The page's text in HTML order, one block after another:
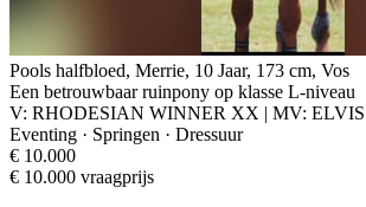
Pools halfbloed, Merrie, 10 Jaar, 173 cm, Vos
Een betrouwbaar ruinpony op klasse L-niveau
V: RHODESIAN WINNER XX | MV:
Eventing · Springen · Dressuur
€ 10.000
€ 10.000 vraagprijs